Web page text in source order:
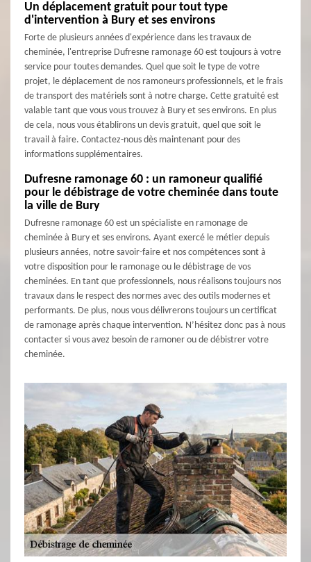
Un déplacement gratuit pour tout type
d'intervention à Bury et ses environs
Forte de plusieurs années d'expérience dans les travaux de
cheminée, l'entreprise Dufresne ramonage 60 est toujours à votre
service pour toutes demandes. Quel que soit le type de votre
projet, le déplacement de nos ramoneurs professionnels, et le frais
de transport des matériels sont à notre charge. Cette gratuité est
valable tant que vous vous trouvez à Bury et ses environs. En plus
de cela, nous vous établirons un devis gratuit, quel que soit le
travail à faire. Contactez-nous dès maintenant pour des
informations supplémentaires.
Dufresne ramonage 60 : un ramoneur qualifié
pour le débistrage de votre cheminée dans toute
la ville de Bury
Dufresne ramonage 60 est un spécialiste en ramonage de
cheminée à Bury et ses environs. Ayant exercé le métier depuis
plusieurs années, notre savoir-faire et nos compétences sont à
votre disposition pour le ramonage ou le débistrage de vos
cheminées. En tant que professionnels, nous réalisons toujours nos
travaux dans le respect des normes avec des outils modernes et
performants. De plus, nous vous délivrerons toujours un certificat
de ramonage après chaque intervention. N’hésitez donc pas à nous
contacter si vous avez besoin de ramoner ou de débistrer votre
cheminée.